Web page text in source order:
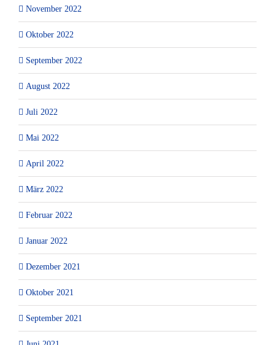
November 2022
Oktober 2022
September 2022
August 2022
Juli 2022
Mai 2022
April 2022
März 2022
Februar 2022
Januar 2022
Dezember 2021
Oktober 2021
September 2021